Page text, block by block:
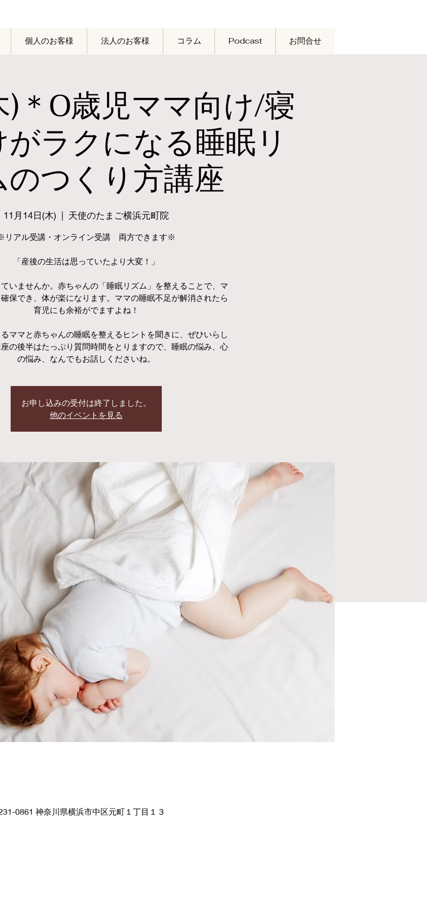
個人のお客様 法人のお客様 コラム Podcast お問合せ
＊0歳児ママ向け/寝
ラクになる睡眠リ
のつくり方講座
11月14日(木)
  |
天使のたまご横浜元町院
リアル受講・オンライン受講 両方できます※
「産後の生活は思っていたより大変！」
いませんか。赤ちゃんの「睡眠リズム」を整えることで、マ
保でき、体が楽になります。ママの睡眠不足が解消されたら
育児にも余裕がでますよね！
ママと赤ちゃんの睡眠を整えるヒントを聞きに、ぜひいらし
の後半はたっぷり質問時間をとりますので、睡眠の悩み、心
の悩み、なんでもお話しくださいね。
お申し込みの受付は終了しました。
他のイベントを見る
0861 神奈川県横浜市中区元町１丁目１３